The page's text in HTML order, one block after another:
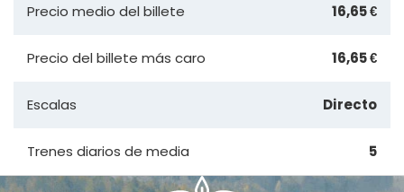
Precio medio del billete 16,65 €
Precio del billete más caro 16,65 €
Escalas Directo
Trenes diarios de media 5